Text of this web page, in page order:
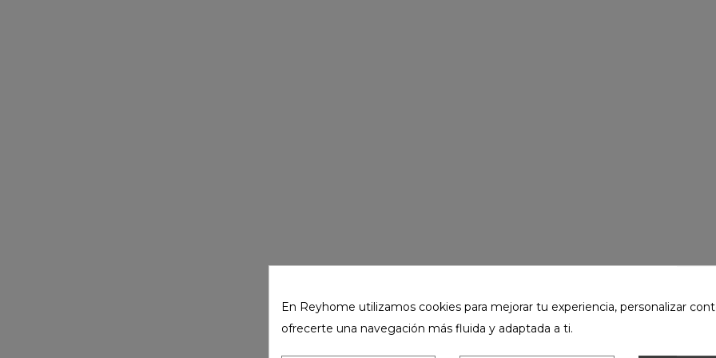
En Reyhome utilizamos cookies para mejorar tu experiencia, personalizar
ofrecerte una navegación más fluida y adaptada a ti.